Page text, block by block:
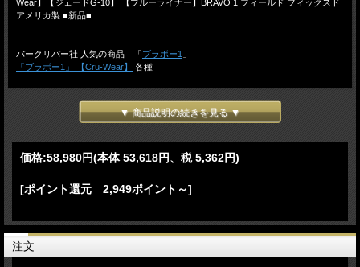
Wear】【ジェードG-10】 【ブルーライナー】BRAVO 1 フィールド フィックスド
アメリカ製 ■新品■
バークリバー社 人気の商品 「ブラボー1 」
「ブラボー1」 【Cru-Wear】
各種
にてデザインされました。それ以来 バークリバー社は12000本以上のブラボー1
ナイフを販売してきましたベストセラーモデルです
【スペシャルモデル】
●ブルー ライナー入り
●「Cru-Wear」鋼 ブレード
●はまぐり刃
食い込みの良いはまぐり刃（コンベックスグラインド）
●フルタング構造
頑丈なフルタング構造
▼ 商品説明の続きを見る ▼
価格:58,980円(本体 53,618円、税 5,362円)
[ポイント還元 2,949ポイント～]
注文